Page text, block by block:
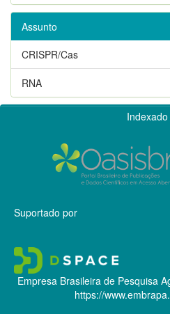
Assunto
CRISPR/Cas
RNA
Suportado por
Empresa Brasileira de Pesquisa
https://